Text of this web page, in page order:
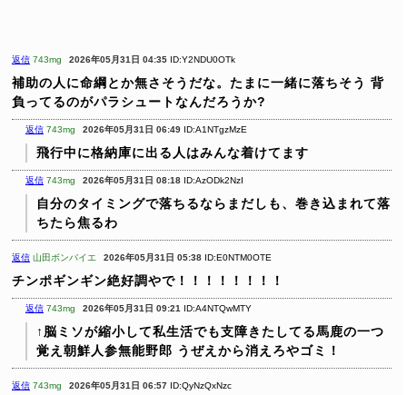
返信 743mg 2026年05月31日 04:35 ID:Y2NDU0OTk
補助の人に命綱とか無さそうだな。たまに一緒に落ちそう 背
負ってるのがパラシュートなんだろうか?
返信 743mg 2026年05月31日 06:49 ID:A1NTgzMzE
飛行中に格納庫に出る人はみんな着けてます
返信 743mg 2026年05月31日 08:18 ID:AzODk2NzI
自分のタイミングで落ちるならまだしも、巻き込まれて落
ちたら焦るわ
返信 山田ボンバイエ 2026年05月31日 05:38 ID:E0NTM0OTE
チンポギンギン絶好調やで！！！！！！！！
返信 743mg 2026年05月31日 09:21 ID:A4NTQwMTY
↑脳ミソが縮小して私生活でも支障きたしてる馬鹿の一つ
覚え朝鮮人参無能野郎 うぜえから消えろやゴミ！
返信 743mg 2026年05月31日 06:57 ID:QyNzQxNzc